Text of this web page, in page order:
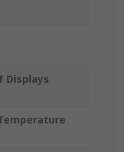
Displays